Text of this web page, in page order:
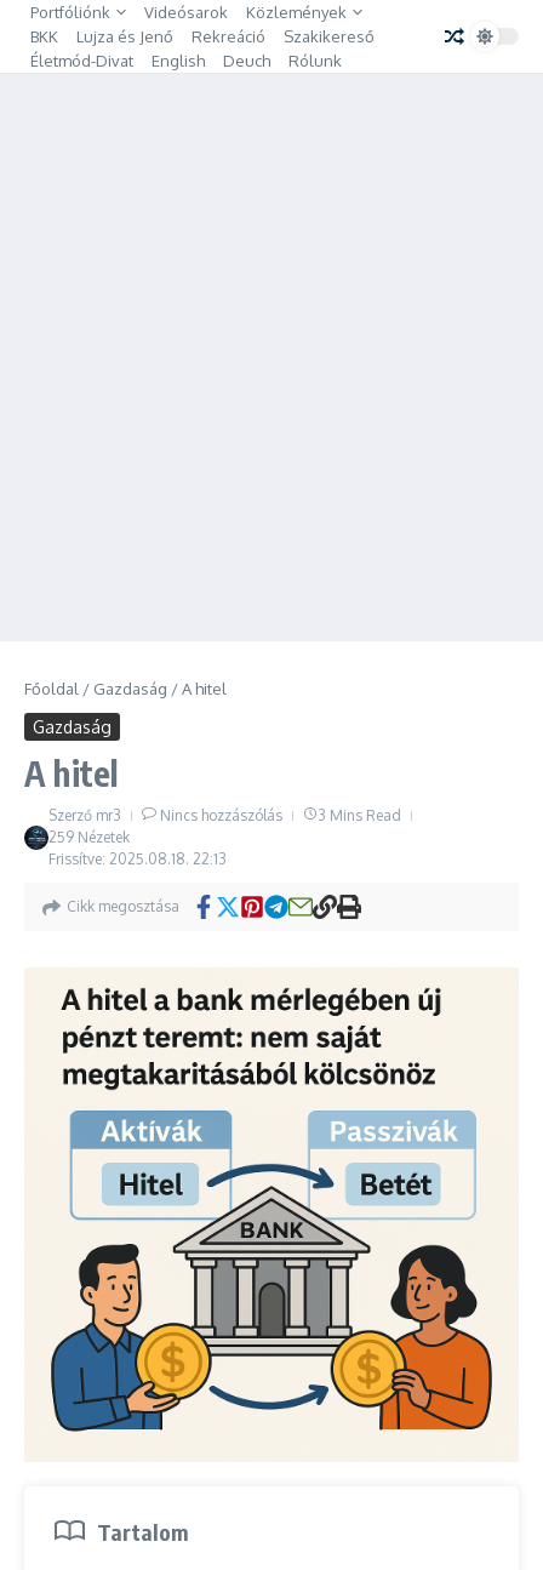
Ugrás a tartalomhoz
Portfóliónk Videósarok
Közlemények
BKK
Lujza és Jenő Rekreáció
Szakikereső
Életmód-Divat
English Deuch Rólunk
Főoldal / Gazdaság /A hitel
Gazdaság
A hitel
Szerző mr3 Nincs hozzászólás
3 Mins Read
259 Nézetek
Frissítve: 2025.08.18. 22:13
Cikk megosztása
Tartalom